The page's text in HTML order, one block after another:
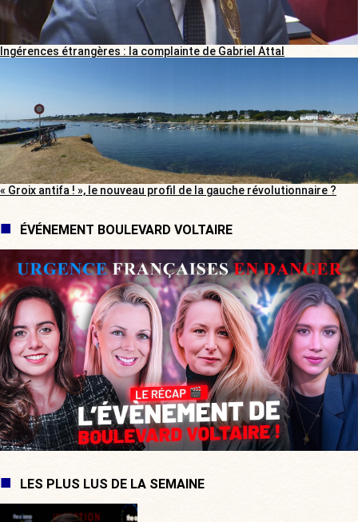
Ingérences étrangères : la complainte de Gabriel Attal
« Groix antifa ! », le nouveau profil de la gauche révolutionnaire ?
ÉVÉNEMENT BOULEVARD VOLTAIRE
LES PLUS LUS DE LA SEMAINE